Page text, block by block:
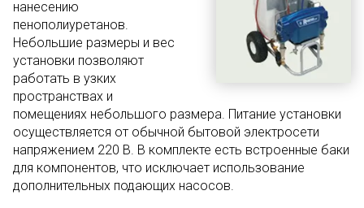
нанесению
пенополиуретанов.
Небольшие размеры и вес
установки позволяют
работать в узких
пространствах и
помещениях небольшого размера. Питание установки
осуществляется от обычной бытовой электросети
напряжением 220 В. В комплекте есть встроенные баки
для компонентов, что исключает использование
дополнительных подающих насосов.